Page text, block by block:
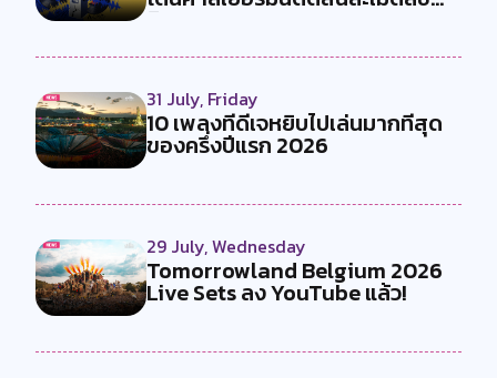
31 July, Friday
10 เพลงที่ดีเจหยิบไปเล่นมากที่สุด
ของครึ่งปีแรก 2026
29 July, Wednesday
Tomorrowland Belgium 2026
Live Sets ลง YouTube แล้ว!